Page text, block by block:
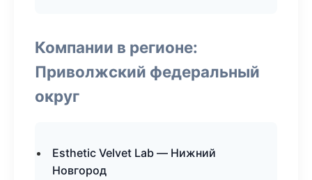
Компании в регионе:
Приволжский федеральный
округ
Esthetic Velvet Lab — Нижний
Новгород